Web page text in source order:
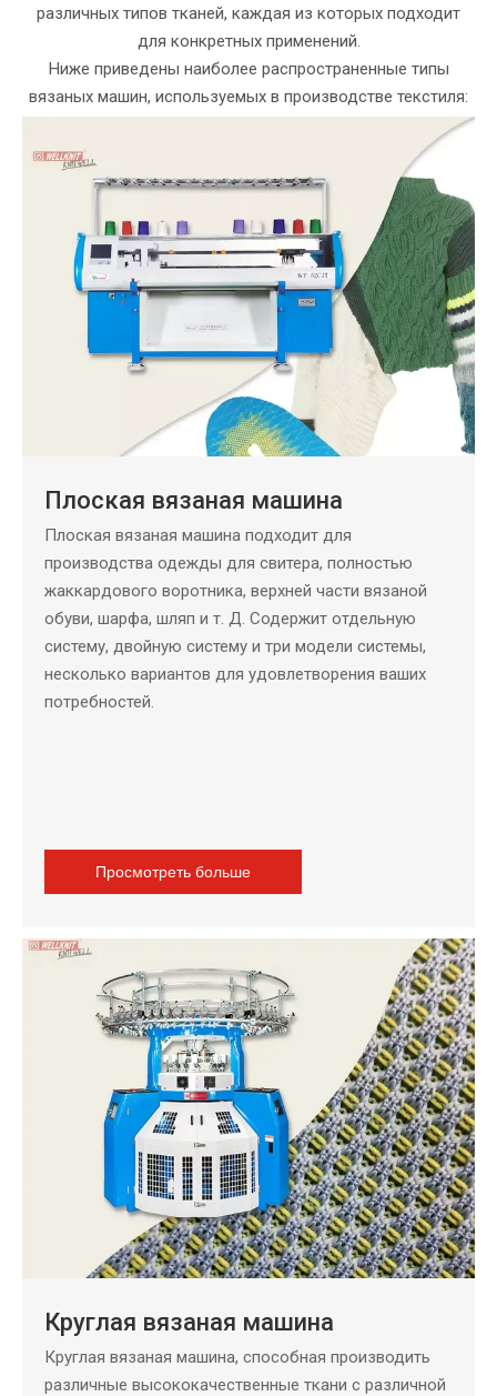
различных типов тканей, каждая из которых подходит
для конкретных применений.
Ниже приведены наиболее распространенные типы
вязаных машин, используемых в производстве текстиля:
Плоская вязаная машина
Плоская вязаная машина подходит для
производства одежды для свитера, полностью
жаккардового воротника, верхней части вязаной
обуви, шарфа, шляп и т. Д. Содержит отдельную
систему, двойную систему и три модели системы,
несколько вариантов для удовлетворения ваших
потребностей.
Просмотреть больше
Круглая вязаная машина
Круглая вязаная машина, способная производить
различные высококачественные ткани с различной